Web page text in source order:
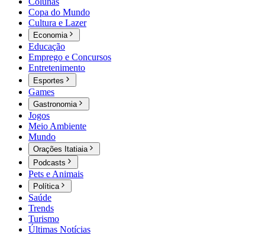
Copa do Mundo
Cultura e Lazer
Economia
Educação
Emprego e Concursos
Entretenimento
Esportes
Games
Gastronomia
Jogos
Meio Ambiente
Mundo
Orações Itatiaia
Podcasts
Pets e Animais
Política
Saúde
Trends
Turismo
Últimas Notícias